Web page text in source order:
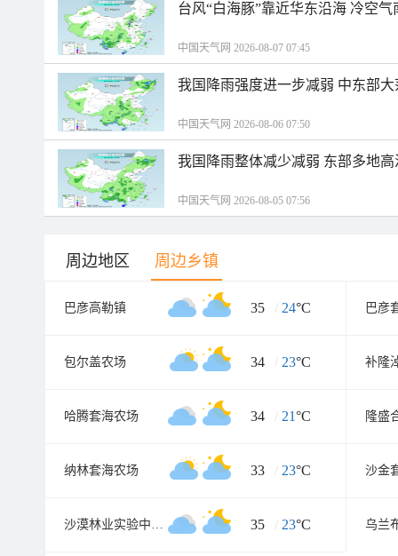
台风“白海豚”靠近华东沿海 冷空
中国天气网 2026-08-07 07:45
我国降雨强度进一步减弱 中东部
中国天气网 2026-08-06 07:50
我国降雨整体减少减弱 东部多地
中国天气网 2026-08-05 07:56
周边地区 周边乡镇
巴彦高勒镇 35 / 24°C 巴彦
包尔盖农场 34 / 23°C 补隆
哈腾套海农场 34 / 21°C 隆盛
纳林套海农场 33 / 23°C 沙金
沙漠林业实验中心农场 35 / 23°C 乌兰